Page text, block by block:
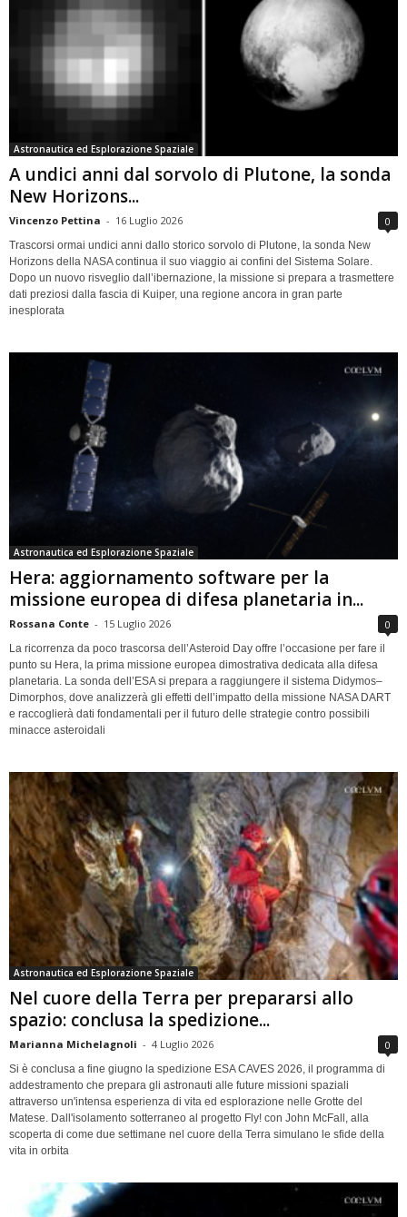
Astronautica ed Esplorazione Spaziale
A undici anni dal sorvolo di Plutone, la sonda
New Horizons...
Vincenzo Pettina - 16 Luglio 2026 0
Trascorsi ormai undici anni dallo storico sorvolo di Plutone, la sonda New
Horizons della NASA continua il suo viaggio ai confini del Sistema Solare.
Dopo un nuovo risveglio dall’ibernazione, la missione si prepara a trasmettere
dati preziosi dalla fascia di Kuiper, una regione ancora in gran parte
inesplorata
Astronautica ed Esplorazione Spaziale
Hera: aggiornamento software per la
missione europea di difesa planetaria in...
Rossana Conte - 15 Luglio 2026 0
La ricorrenza da poco trascorsa dell’Asteroid Day offre l’occasione per fare il
punto su Hera, la prima missione europea dimostrativa dedicata alla difesa
planetaria. La sonda dell’ESA si prepara a raggiungere il sistema Didymos–
Dimorphos, dove analizzerà gli effetti dell’impatto della missione NASA DART
e raccoglierà dati fondamentali per il futuro delle strategie contro possibili
minacce asteroidali
Astronautica ed Esplorazione Spaziale
Nel cuore della Terra per prepararsi allo
spazio: conclusa la spedizione...
Marianna Michelagnoli - 4 Luglio 2026 0
Si è conclusa a fine giugno la spedizione ESA CAVES 2026, il programma di
addestramento che prepara gli astronauti alle future missioni spaziali
attraverso un'intensa esperienza di vita ed esplorazione nelle Grotte del
Matese. Dall'isolamento sotterraneo al progetto Fly! con John McFall, alla
scoperta di come due settimane nel cuore della Terra simulano le sfide della
vita in orbita